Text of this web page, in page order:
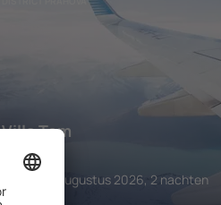
Villa Tom
187
Sinaia, 14 augustus 2026, 2 nachten